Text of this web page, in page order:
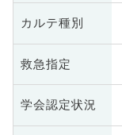
カルテ種別
救急指定
学会認定状況